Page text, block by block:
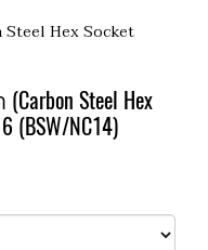
Steel Hex Socket
Steel Hex
(BSW/NC14)